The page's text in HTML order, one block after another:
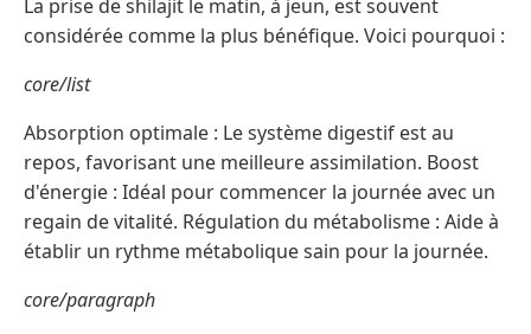
La prise de shilajit le matin, à jeun, est souvent
considérée comme la plus bénéfique. Voici pourquoi :
core/list
Absorption optimale : Le système digestif est au
repos, favorisant une meilleure assimilation. Boost
d'énergie : Idéal pour commencer la journée avec un
regain de vitalité. Régulation du métabolisme : Aide à
établir un rythme métabolique sain pour la journée.
core/paragraph